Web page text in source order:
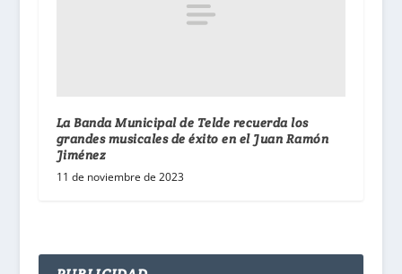
La Banda Municipal de Telde recuerda los
grandes musicales de éxito en el Juan Ramón
Jiménez
11 de noviembre de 2023